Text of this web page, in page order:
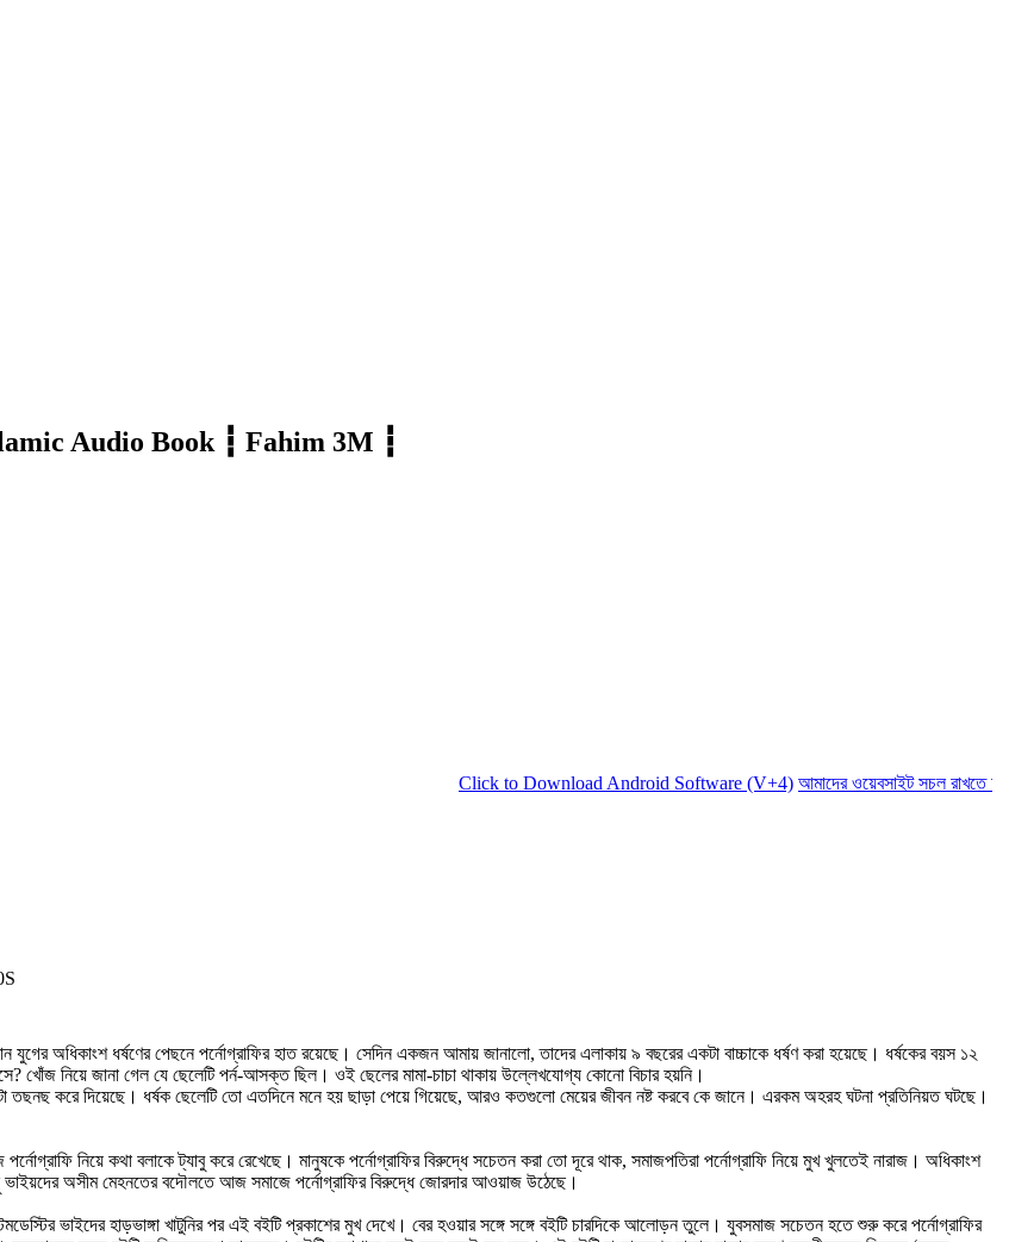
Audio Book ┇ Fahim 3M ┇
Click to Download Android Software (V+4) আমাদের ওয়েবসাইট সচল রাখতে
অধিকাংশ ধর্ষণের পেছনে পর্নোগ্রাফির হাত রয়েছে। সেদিন একজন আমায় জানালো, তাদের এলাকায় ৯ বছরের একটা বাচ্চাকে ধর্ষণ করা হয়েছে। ধর্ষকের বয়স ১২
খোঁজ নিয়ে জানা গেল যে ছেলেটি পর্ন-আসক্ত ছিল। ওই ছেলের মামা-চাচা থাকায় উল্লেখযোগ্য কোনো বিচার হয়নি।
তছনছ করে দিয়েছে। ধর্ষক ছেলেটি তো এতদিনে মনে হয় ছাড়া পেয়ে গিয়েছে, আরও কতগুলো মেয়ের জীবন নষ্ট করবে কে জানে। এরকম অহরহ ঘটনা প্রতিনিয়ত ঘটছে।
নিয়ে কথা বলাকে ট্যাবু করে রেখেছে। মানুষকে পর্নোগ্রাফির বিরুদ্ধে সচেতন করা তো দূরে থাক, সমাজপতিরা পর্নোগ্রাফি নিয়ে মুখ খুলতেই নারাজ। অধিকাংশ
ভাইয়দের অসীম মেহনতের বদৌলতে আজ সমাজে পর্নোগ্রাফির বিরুদ্ধে জোরদার আওয়াজ উঠেছে।
ভাইদের হাড়ভাঙ্গা খাটুনির পর এই বইটি প্রকাশের মুখ দেখে। বের হওয়ার সঙ্গে সঙ্গে বইটি চারদিকে আলোড়ন তুলে। যুবসমাজ সচেতন হতে শুরু করে পর্নোগ্রাফির